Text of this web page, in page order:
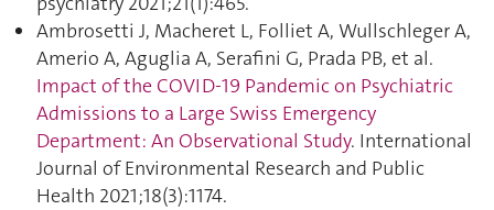
Ambrosetti J, Macheret L, Folliet A, Wullschleger A,
Amerio A, Aguglia A, Serafini G, Prada PB, et al.
Impact of the COVID-19 Pandemic on Psychiatric
Admissions to a Large Swiss Emergency
Department: An Observational Study. International
Journal of Environmental Research and Public
Health 2021;18(3):1174.